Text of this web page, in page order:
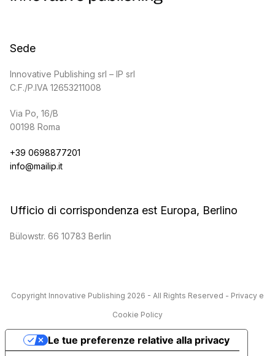
Sede
Innovative Publishing srl – IP srl
C.F./P.IVA 12653211008
Via Po, 16/B
00198 Roma
+39 0698877201
info@mailip.it
Ufficio di corrispondenza est Europa, Berlino
Bülowstr. 66 10783 Berlin
Copyright Innovative Publishing 2026 - All Rights Reserved - Privacy e
Cookie Policy
Le tue preferenze relative alla privacy